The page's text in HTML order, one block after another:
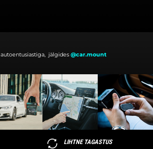
autoentusiastiga, jälgides @car.mount
LIHTNE TAGASTUS